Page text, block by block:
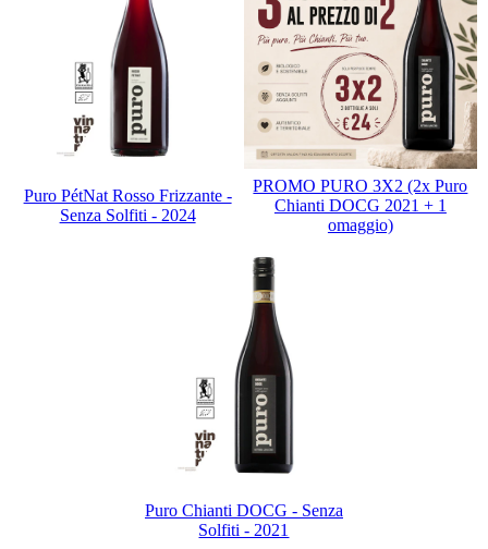
Puro PétNat Rosso Frizzante -
Senza Solfiti - 2024
PROMO PURO 3X2 (2x Puro
Chianti DOCG 2021 + 1
omaggio)
Puro Chianti DOCG - Senza
Solfiti - 2021